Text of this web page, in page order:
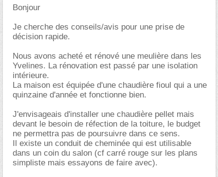
Bonjour
Je cherche des conseils/avis pour une prise de
décision rapide.
Nous avons acheté et rénové une meulière dans les
Yvelines. La rénovation est passé par une isolation
intérieure.
La maison est équipée d'une chaudière fioul qui a une
quinzaine d'année et fonctionne bien.
J'envisageais d'installer une chaudière pellet mais
devant le besoin de réfection de la toiture, le budget
ne permettra pas de poursuivre dans ce sens.
Il existe un conduit de cheminée qui est utilisable
dans un coin du salon (cf carré rouge sur les plans
simpliste mais essayons de faire avec).